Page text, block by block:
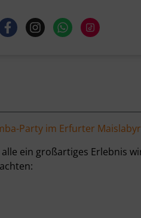
F
a
f
I
n
W
h
Party im Erfurter
ein großartiges Erlebnis